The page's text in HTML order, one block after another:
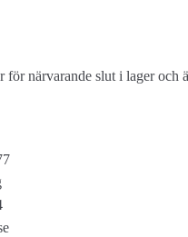
för närvarande slut i lager och